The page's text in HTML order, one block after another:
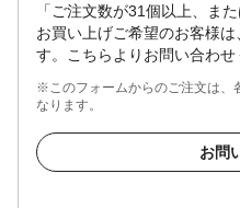
「ご注文数が31個以上、ま
お買い上げご希望のお客様
す。こちらよりお問い合わせ
※このフォームからのご注文は、
なります。
お問